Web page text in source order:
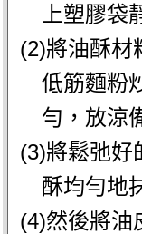
上塑膠袋
(2)將油酥材
低筋麵粉
勻，放涼
(3)將鬆弛好
酥均勻地
(4)然後將油